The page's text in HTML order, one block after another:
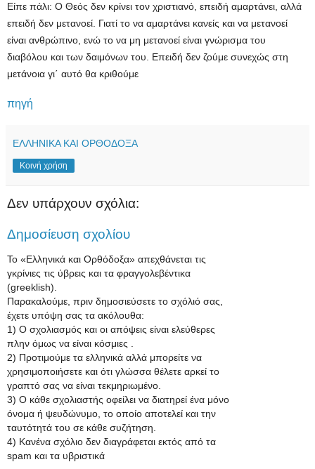
Είπε πάλι: Ο Θεός δεν κρίνει τον χριστιανό, επειδή αμαρτάνει, αλλά
επειδή δεν μετανοεί. Γιατί το να αμαρτάνει κανείς και να μετανοεί
είναι ανθρώπινο, ενώ το να μη μετανοεί είναι γνώρισμα του
διαβόλου και των δαιμόνων του. Επειδή δεν ζούμε συνεχώς στη
μετάνοια γι΄ αυτό θα κριθούμε
πηγή
ΕΛΛΗΝΙΚΑ ΚΑΙ ΟΡΘΟΔΟΞΑ
Κοινή χρήση
Δεν υπάρχουν σχόλια:
Δημοσίευση σχολίου
Το «Ελληνικά και Ορθόδοξα» απεχθάνεται τις
γκρίνιες τις ύβρεις και τα φραγγολεβέντικα
(greeklish).
Παρακαλούμε, πριν δημοσιεύσετε το σχόλιό σας,
έχετε υπόψη σας τα ακόλουθα:
1) Ο σχολιασμός και οι απόψεις είναι ελεύθερες
πλην όμως να είναι κόσμιες .
2) Προτιμούμε τα ελληνικά αλλά μπορείτε να
χρησιμοποιήσετε και ότι γλώσσα θέλετε αρκεί το
γραπτό σας να είναι τεκμηριωμένο.
3) Ο κάθε σχολιαστής οφείλει να διατηρεί ένα μόνο
όνομα ή ψευδώνυμο, το οποίο αποτελεί και την
ταυτότητά του σε κάθε συζήτηση.
4) Κανένα σχόλιο δεν διαγράφεται εκτός από τα
spam και τα υβριστικά